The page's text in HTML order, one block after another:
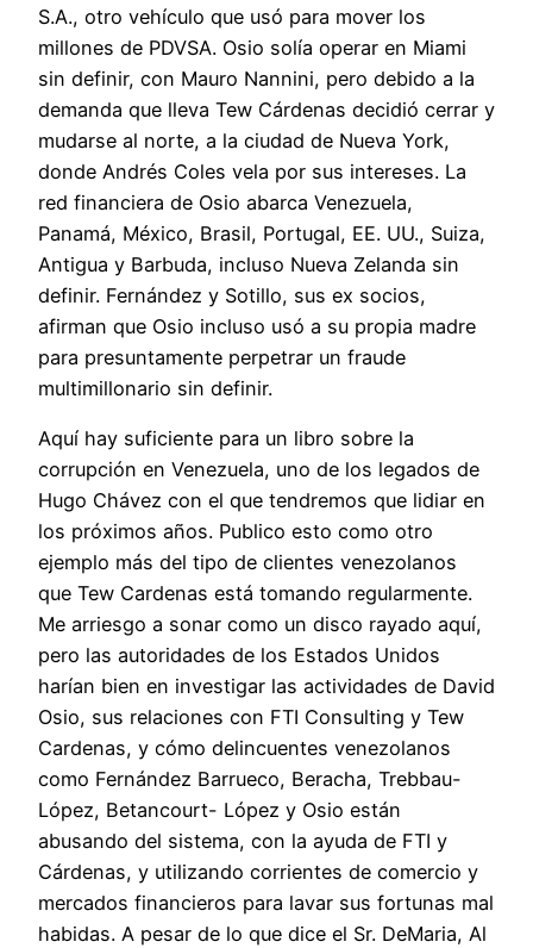
S.A., otro vehículo que usó para mover los
millones de PDVSA. Osio solía operar en Miami
sin definir, con Mauro Nannini, pero debido a la
demanda que lleva Tew Cárdenas decidió cerrar y
mudarse al norte, a la ciudad de Nueva York,
donde Andrés Coles vela por sus intereses. La
red financiera de Osio abarca Venezuela,
Panamá, México, Brasil, Portugal, EE. UU., Suiza,
Antigua y Barbuda, incluso Nueva Zelanda sin
definir. Fernández y Sotillo, sus ex socios,
afirman que Osio incluso usó a su propia madre
para presuntamente perpetrar un fraude
multimillonario sin definir.
Aquí hay suficiente para un libro sobre la
corrupción en Venezuela, uno de los legados de
Hugo Chávez con el que tendremos que lidiar en
los próximos años. Publico esto como otro
ejemplo más del tipo de clientes venezolanos
que Tew Cardenas está tomando regularmente.
Me arriesgo a sonar como un disco rayado aquí,
pero las autoridades de los Estados Unidos
harían bien en investigar las actividades de David
Osio, sus relaciones con FTI Consulting y Tew
Cardenas, y cómo delincuentes venezolanos
como Fernández Barrueco, Beracha, Trebbau-
López, Betancourt- López y Osio están
abusando del sistema, con la ayuda de FTI y
Cárdenas, y utilizando corrientes de comercio y
mercados financieros para lavar sus fortunas mal
habidas. A pesar de lo que dice el Sr. DeMaria, Al